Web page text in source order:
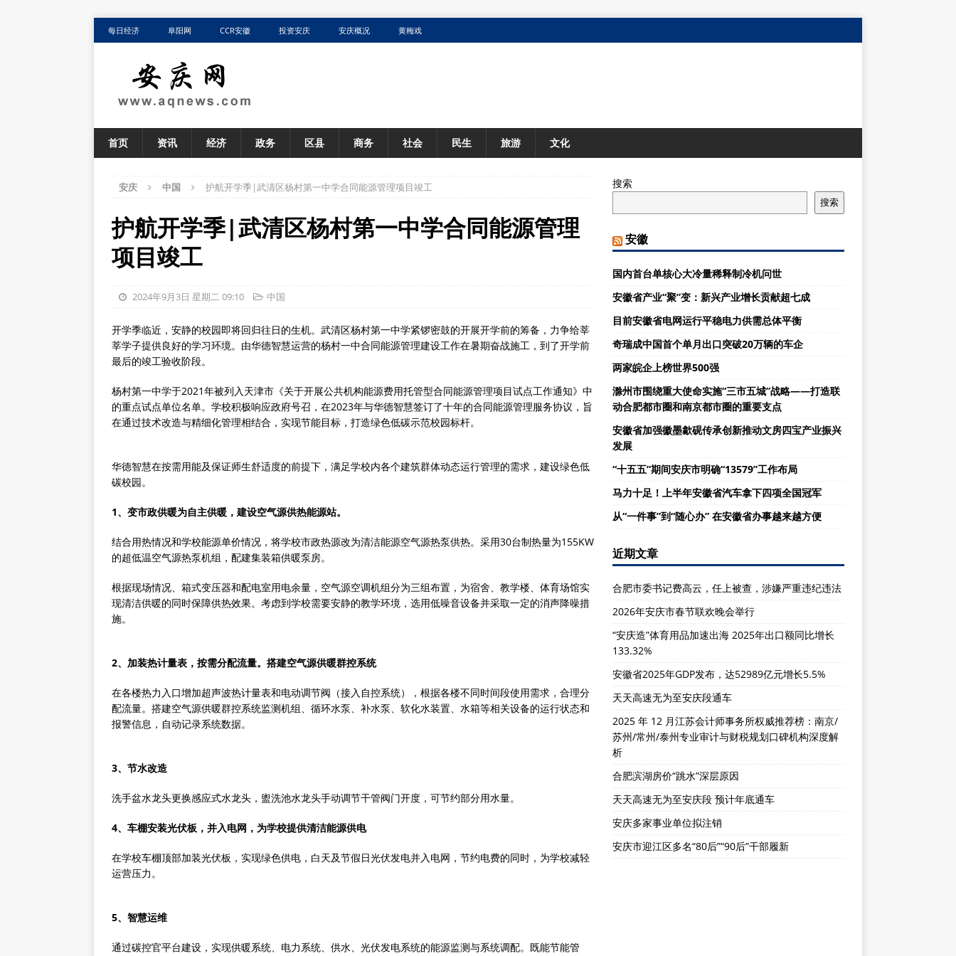
每日经济 阜阳网 CCR安徽 投资安庆 安庆概况 黄梅戏
首页 资讯 经济 政务 区县 商务 社会 民生 旅游 文化
安庆 中国 护航开学季|武清区杨村第一中学合同能源管理项目竣工
护航开学季|武清区杨村第一中学合同能源管理
项目竣工
2024年9月3日 星期二 09:10 中国
开学季临近，安静的校园即将回归往日的生机。武清区杨村第一中学紧锣密鼓的开展开学前的筹备，力争给莘
莘学子提供良好的学习环境。由华德智慧运营的杨村一中合同能源管理建设工作在暑期奋战施工，到了开学前
最后的竣工验收阶段。
杨村第一中学于2021年被列入天津市《关于开展公共机构能源费用托管型合同能源管理项目试点工作通知》中
的重点试点单位名单。学校积极响应政府号召，在2023年与华德智慧签订了十年的合同能源管理服务协议，旨
在通过技术改造与精细化管理相结合，实现节能目标，打造绿色低碳示范校园标杆。
华德智慧在按需用能及保证师生舒适度的前提下，满足学校内各个建筑群体动态运行管理的需求，建设绿色低
碳校园。
1、变市政供暖为自主供暖，建设空气源供热能源站。
结合用热情况和学校能源单价情况，将学校市政热源改为清洁能源空气源热泵供热。采用30台制热量为155KW
的超低温空气源热泵机组，配建集装箱供暖泵房。
根据现场情况、箱式变压器和配电室用电余量，空气源空调机组分为三组布置，为宿舍、教学楼、体育场馆实
现清洁供暖的同时保障供热效果。考虑到学校需要安静的教学环境，选用低噪音设备并采取一定的消声降噪措
施。
2、加装热计量表，按需分配流量。搭建空气源供暖群控系统
在各楼热力入口增加超声波热计量表和电动调节阀（接入自控系统），根据各楼不同时间段使用需求，合理分
配流量。搭建空气源供暖群控系统监测机组、循环水泵、补水泵、软化水装置、水箱等相关设备的运行状态和
报警信息，自动记录系统数据。
3、节水改造
洗手盆水龙头更换感应式水龙头，盥洗池水龙头手动调节干管阀门开度，可节约部分用水量。
4、车棚安装光伏板，并入电网，为学校提供清洁能源供电
在学校车棚顶部加装光伏板，实现绿色供电，白天及节假日光伏发电并入电网，节约电费的同时，为学校减轻
运营压力。
5、智慧运维
通过碳控官平台建设，实现供暖系统、电力系统、供水、光伏发电系统的能源监测与系统调配。既能节能管
搜索
搜索
安徽
国内首台单核心大冷量稀释制冷机问世
安徽省产业“聚”变：新兴产业增长贡献超七成
目前安徽省电网运行平稳电力供需总体平衡
奇瑞成中国首个单月出口突破20万辆的车企
两家皖企上榜世界500强
滁州市围绕重大使命实施“三市五城”战略——打造联
动合肥都市圈和南京都市圈的重要支点
安徽省加强徽墨歙砚传承创新推动文房四宝产业振兴
发展
“十五五”期间安庆市明确“13579”工作布局
马力十足！上半年安徽省汽车拿下四项全国冠军
从“一件事”到“随心办” 在安徽省办事越来越方便
近期文章
合肥市委书记费高云，任上被查，涉嫌严重违纪违法
2026年安庆市春节联欢晚会举行
“安庆造”体育用品加速出海 2025年出口额同比增长
133.32%
安徽省2025年GDP发布，达52989亿元增长5.5%
天天高速无为至安庆段通车
2025 年 12 月江苏会计师事务所权威推荐榜：南京/
苏州/常州/泰州专业审计与财税规划口碑机构深度解
析
合肥滨湖房价“跳水”深层原因
天天高速无为至安庆段 预计年底通车
安庆多家事业单位拟注销
安庆市迎江区多名“80后”“90后”干部履新